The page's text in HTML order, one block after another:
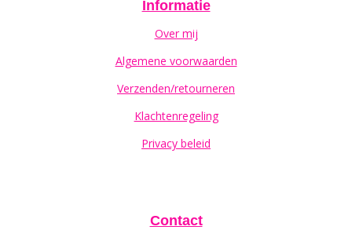
Informatie
Over mij
Algemene voorwaarden
Verzenden/retourneren
Klachtenregeling
Privacy beleid
Contact